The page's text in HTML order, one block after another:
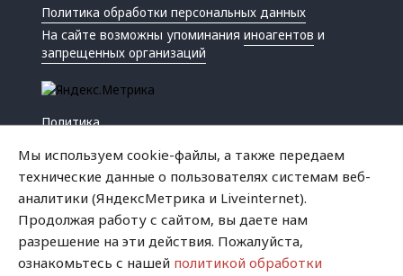
Политика обработки персональных данных
На сайте возможны упоминанияиноагентов и
запрещенных организаций
Политика
Криминал
Мы используем cookie-файлы, а также передаем
технические данные о пользователях системам веб-
аналитики (ЯндексМетрика и Liveinternet).
Продолжая работу с сайтом, вы даете нам
разрешение на эти действия. Пожалуйста,
ознакомьтесь с нашей политикой обработки